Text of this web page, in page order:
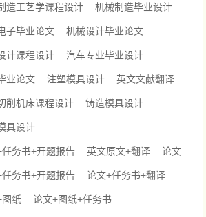
造工艺学课程设计 机械制造毕业设计
子毕业论文 机械设计毕业论文
计课程设计 汽车专业毕业设计
业论文 注塑模具设计 英文文献翻译
削机床课程设计 铸造模具设计
具设计
任务书+开题报告 英文原文+翻译 论文
任务书+开题报告 论文+任务书+翻译
纸 论文+图纸+任务书